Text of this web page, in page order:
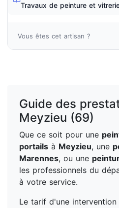
Travaux de peinture et
Vous êtes cet artisan ?
Guide des
Meyzieu (69)
Que ce soit pour une
portails à Meyzieu, une
Marennes, ou une
les professionnels du
à votre service.
Le tarif d'une intervention